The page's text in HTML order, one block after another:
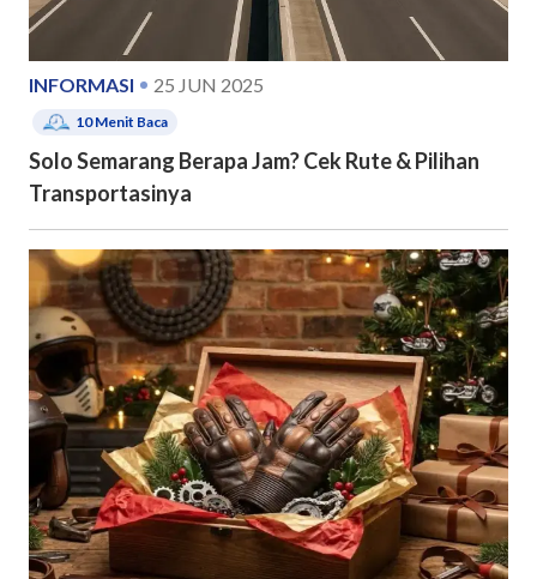
INFORMASI 25 JUN 2025
10Menit Baca
Solo Semarang Berapa Jam? Cek Rute & Pilihan
Transportasinya